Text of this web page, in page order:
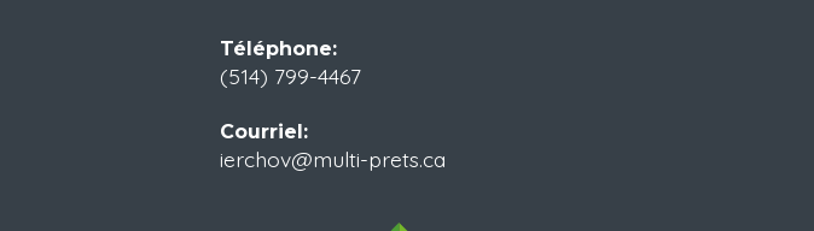
Téléphone:
(514) 799-4467
Courriel:
ierchov@multi-prets.ca